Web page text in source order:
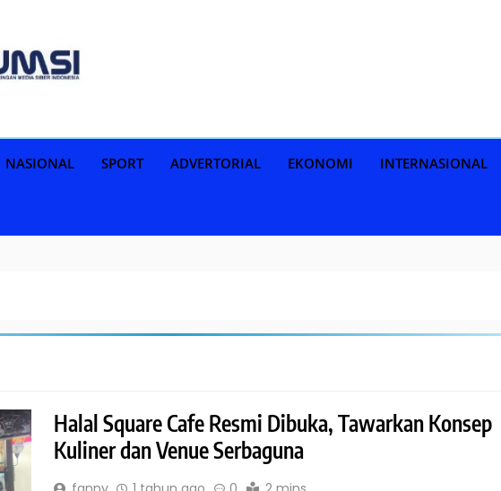
NASIONAL SPORT ADVERTORIAL EKONOMI INTERNASIONAL
Halal Square Cafe Resmi Dibuka, Tawarkan Konsep
Kuliner dan Venue Serbaguna